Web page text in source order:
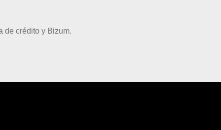
de crédito y Bizum.